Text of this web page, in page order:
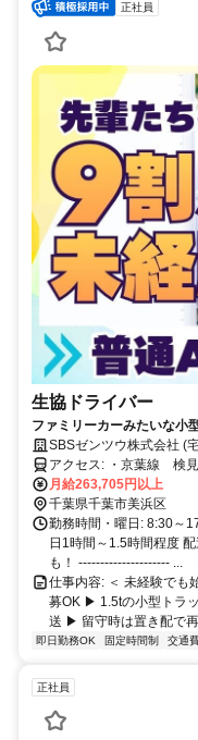
正社員
生協ドライバー
ファミリーカーみたいな小
の先家族が増えても安心の
SBSゼンツウ株式会社 (
アクセス: ・京葉線 検見川浜駅 車6分 ・京葉線 検見川浜駅 車8
分 ・京葉線 海浜幕張
月給263,705円以上
千葉県千葉市美浜区
勤務時間・曜日: 8:30～
日1時間～1.5時間程度
も！ --------------------- ...
仕事内容: ＜ 未経験でも
募OK ▶ 1.5tの小型トラ
送 ▶ 留守時は置き配で
即日勤務OK 固定時間制 交通
正社員